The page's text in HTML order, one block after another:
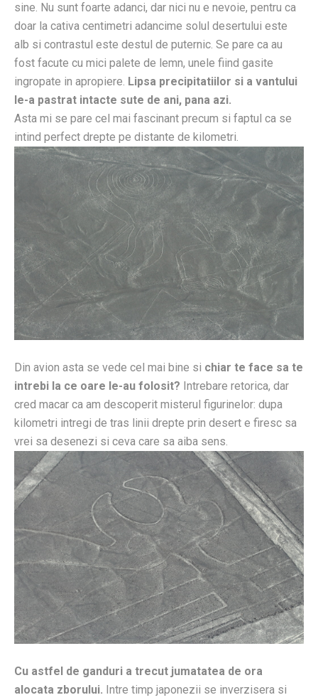
sine. Nu sunt foarte adanci, dar nici nu e nevoie, pentru ca
doar la cativa centimetri adancime solul desertului este
alb si contrastul este destul de puternic. Se pare ca au
fost facute cu mici palete de lemn, unele fiind gasite
ingropate in apropiere. Lipsa precipitatiilor si a vantului
le-a pastrat intacte sute de ani, pana azi.
Asta mi se pare cel mai fascinant precum si faptul ca se
intind perfect drepte pe distante de kilometri.
Din avion asta se vede cel mai bine si chiar te face sa te
intrebi la ce oare le-au folosit? Intrebare retorica, dar
cred macar ca am descoperit misterul figurinelor: dupa
kilometri intregi de tras linii drepte prin desert e firesc sa
vrei sa desenezi si ceva care sa aiba sens.
Cu astfel de ganduri a trecut jumatatea de ora
alocata zborului. Intre timp japonezii se inverzisera si